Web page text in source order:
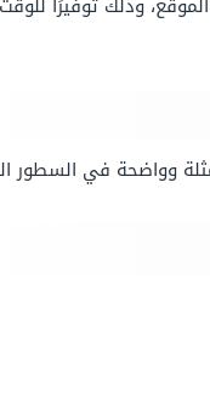
وواضحة في السطور